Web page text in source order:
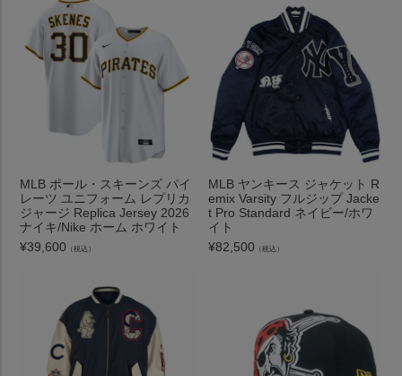
MLB ポール・スキーンズ パイ
レーツ ユニフォーム レプリカ
ジャージ Replica Jersey 2026
ナイキ/Nike ホーム ホワイト
¥39,600 （税込）
MLB ヤンキース ジャケット R
emix Varsity フルジップ Jacke
t Pro Standard ネイビー/ホワ
イト
¥82,500 （税込）